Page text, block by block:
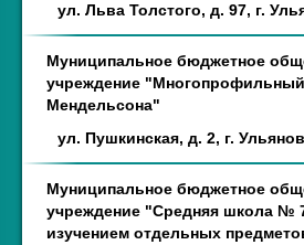
ул. Льва Толстого, д. 97, г.
Муниципальное бюджетное
учреждение
Мендельсона"
ул. Пушкинская, д. 2, г.
Муниципальное бюджетное
учреждение "Средняя школа №
изучением отдельных